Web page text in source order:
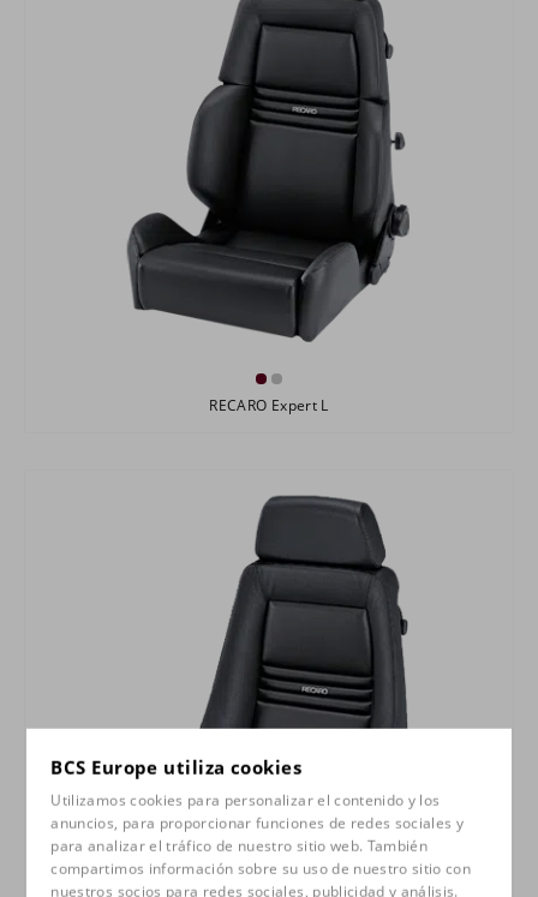
BCS Europe utiliza cookies
Utilizamos cookies para personalizar el contenido y los
anuncios, para proporcionar funciones de redes sociales y
para analizar el tráfico de nuestro sitio web. También
compartimos información sobre su uso de nuestro sitio con
nuestros socios para redes sociales, publicidad y análisis.
RECARO Expert L